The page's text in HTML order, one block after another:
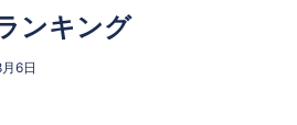
ンキング
6日